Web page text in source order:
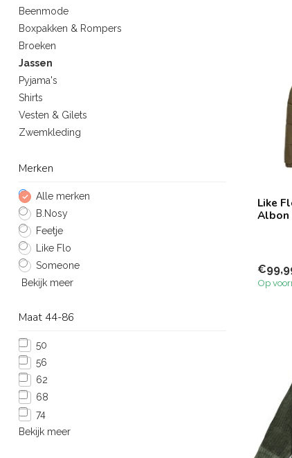
Beenmode
Boxpakken & Rompers
Broeken
Jassen
Pyjama's
Shirts
Vesten & Gilets
Zwemkleding
Merken
Alle merken
B.Nosy
Feetje
Like Flo
Someone
Bekijk meer
Maat 44-86
50
56
62
68
74
Bekijk meer
Like
Albon
Op